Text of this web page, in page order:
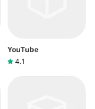
YouTube
4.1